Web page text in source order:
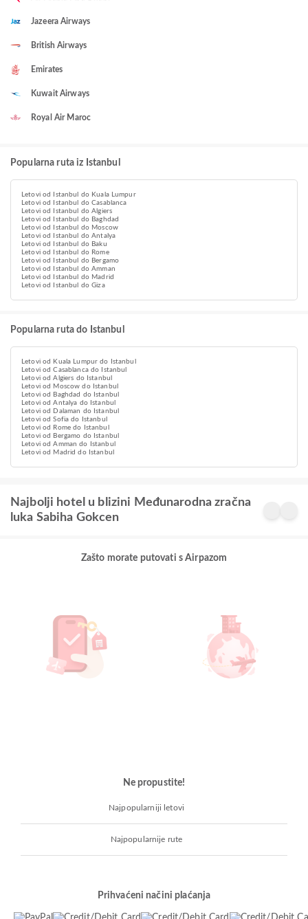
Jazeera Airways
British Airways
Emirates
Kuwait Airways
Royal Air Maroc
Popularna ruta iz Istanbul
Letovi od Istanbul do Kuala Lumpur
Letovi od Istanbul do Casablanca
Letovi od Istanbul do Algiers
Letovi od Istanbul do Baghdad
Letovi od Istanbul do Moscow
Letovi od Istanbul do Antalya
Letovi od Istanbul do Baku
Letovi od Istanbul do Rome
Letovi od Istanbul do Bergamo
Letovi od Istanbul do Amman
Letovi od Istanbul do Madrid
Letovi od Istanbul do Giza
Popularna ruta do Istanbul
Letovi od Kuala Lumpur do Istanbul
Letovi od Casablanca do Istanbul
Letovi od Algiers do Istanbul
Letovi od Moscow do Istanbul
Letovi od Baghdad do Istanbul
Letovi od Antalya do Istanbul
Letovi od Dalaman do Istanbul
Letovi od Sofia do Istanbul
Letovi od Rome do Istanbul
Letovi od Bergamo do Istanbul
Letovi od Amman do Istanbul
Letovi od Madrid do Istanbul
Najbolji hotel u blizini Međunarodna zračna
luka Sabiha Gokcen
Zašto morate putovati s Airpazom
Ne propustite!
Najpopularniji letovi
Najpopularnije rute
Prihvaćeni načini plaćanja